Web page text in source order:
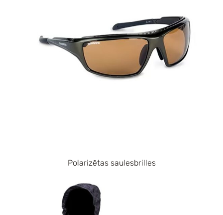
Polarizētas saulesbrilles